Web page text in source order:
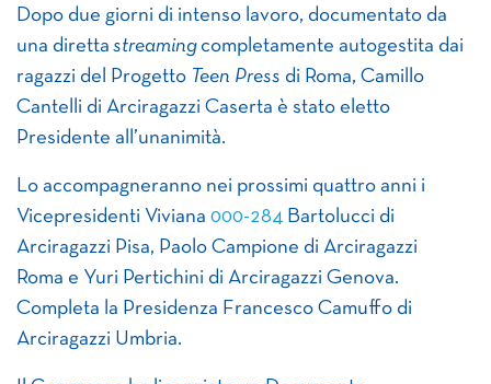
Dopo due giorni di intenso lavoro, documentato da
una diretta streaming completamente autogestita dai
ragazzi del Progetto Teen Press di Roma, Camillo
Cantelli di Arciragazzi Caserta è stato eletto
Presidente all’unanimità.
Lo accompagneranno nei prossimi quattro anni i
Vicepresidenti Viviana 000-284 Bartolucci di
Arciragazzi Pisa, Paolo Campione di Arciragazzi
Roma e Yuri Pertichini di Arciragazzi Genova.
Completa la Presidenza Francesco Camuffo di
Arciragazzi Umbria.